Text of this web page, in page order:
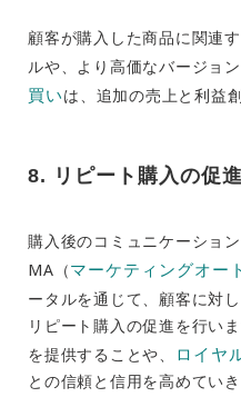
顧客が購入した商品に関連
ルや、より高価なバージョ
買いは、追加の売上と利益
8. リピート購入の促
購入後のコミュニケーショ
MA（マーケティングオー
ータルを通じて、顧客に対
リピート購入の促進を行い
を提供することや、
ロイヤ
との信頼と信用を高めていき